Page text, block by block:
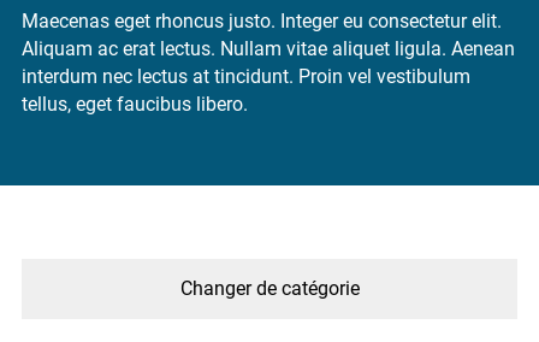
Maecenas eget rhoncus justo. Integer eu consectetur elit.
Aliquam ac erat lectus. Nullam vitae aliquet ligula. Aenean
interdum nec lectus at tincidunt. Proin vel vestibulum
tellus, eget faucibus libero.
Changer de catégorie